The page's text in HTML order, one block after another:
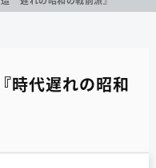
代遅れの昭和